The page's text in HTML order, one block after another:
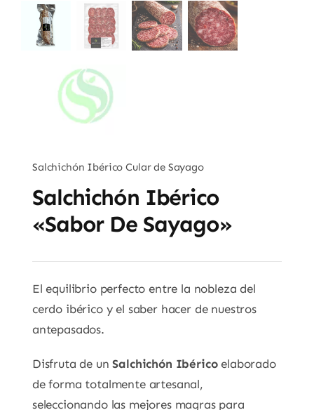
Salchichón Ibérico Cular de Sayago
Salchichón Ibérico
«Sabor De Sayago»
El equilibrio perfecto entre la nobleza del
cerdo ibérico y el saber hacer de nuestros
antepasados.
Disfruta de unSalchichón Ibéricoelaborado
de forma totalmente artesanal,
seleccionando las mejores magras para